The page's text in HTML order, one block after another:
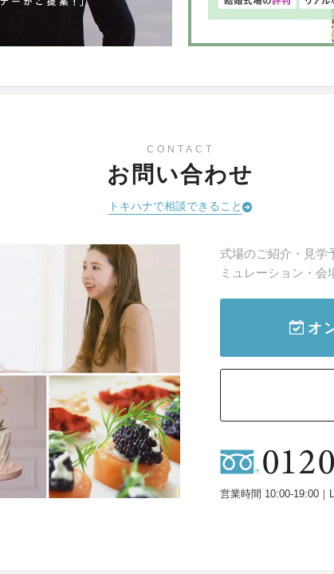
CONTACT
お問い合わせ
トキハナで相談できること
式場のご紹介・見学
ミュレーション・会
オ
営業時間 10:00-19:00｜